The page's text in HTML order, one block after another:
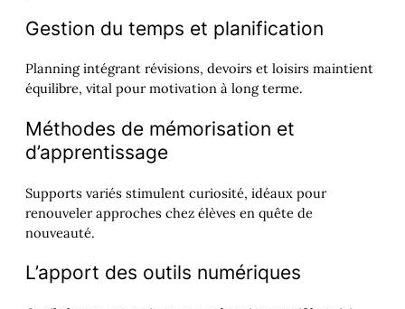
Gestion du temps et planification
Planning intégrant révisions, devoirs et loisirs maintient
équilibre, vital pour motivation à long terme.
Méthodes de mémorisation et
d’apprentissage
Supports variés stimulent curiosité, idéaux pour
renouveler approches chez élèves en quête de
nouveauté.
L’apport des outils numériques